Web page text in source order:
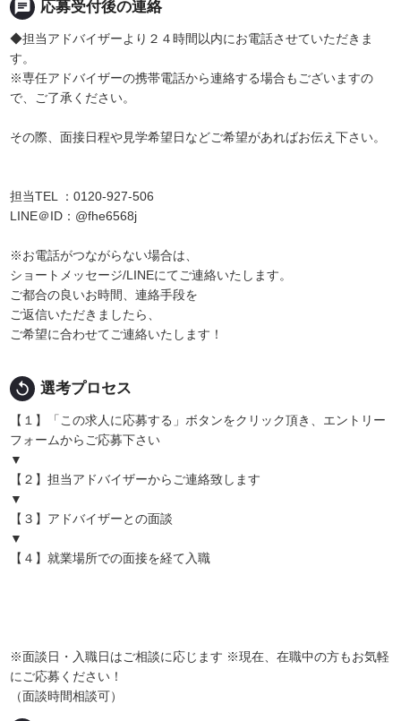
chat 応募受付後の連絡
◆担当アドバイザーより２４時間以内にお電話させていただきま
す。
※専任アドバイザーの携帯電話から連絡する場合もございますの
で、ご了承ください。
その際、面接日程や見学希望日などご希望があればお伝え下さい。
担当TEL ：0120-927-506
LINE＠ID：@fhe6568j
※お電話がつながらない場合は、
ショートメッセージ/LINEにてご連絡いたします。
ご都合の良いお時間、連絡手段を
ご返信いただきましたら、
ご希望に合わせてご連絡いたします！
replay 選考プロセス
【１】「この求人に応募する」ボタンをクリック頂き、エントリー
フォームからご応募下さい
▼
【２】担当アドバイザーからご連絡致します
▼
【３】アドバイザーとの面談
▼
【４】就業場所での面接を経て入職
※面談日・入職日はご相談に応じます ※現在、在職中の方もお気軽
にご応募ください！
（面談時間相談可）